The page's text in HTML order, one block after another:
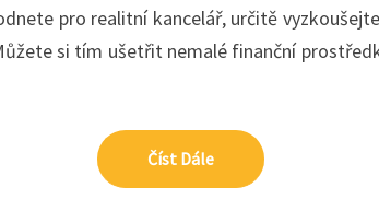
pro realitní kancelář, určitě
si tím ušetřit nemalé finanční
Číst DáleČíst Dále